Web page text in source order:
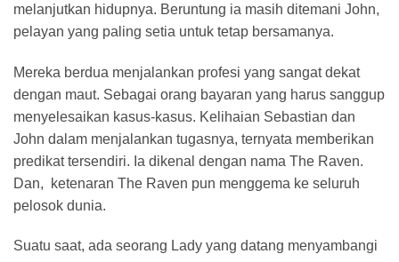
melanjutkan hidupnya. Beruntung ia masih ditemani John,
pelayan yang paling setia untuk tetap bersamanya.
Mereka berdua menjalankan profesi yang sangat dekat
dengan maut. Sebagai orang bayaran yang harus sanggup
menyelesaikan kasus-kasus. Kelihaian Sebastian dan
John dalam menjalankan tugasnya, ternyata memberikan
predikat tersendiri. Ia dikenal dengan nama The Raven.
Dan, ketenaran The Raven pun menggema ke seluruh
pelosok dunia.
Suatu saat, ada seorang Lady yang datang menyambangi